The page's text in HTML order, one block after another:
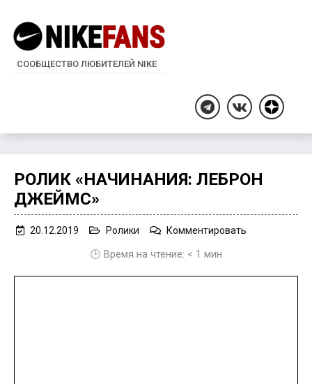
СООБЩЕСТВО ЛЮБИТЕЛЕЙ NIKE
TelegramВКонтакте
Дзен
РОЛИК «НАЧИНАНИЯ: ЛЕБРОН
ДЖЕЙМС»
20.12.2019 Ролики Комментировать
🕒 Время на чтение: < 1 мин